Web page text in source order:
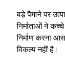
बड़े पैमाने पर
निर्माताओं ने
निर्माण करना
विकल्प नहीं है।